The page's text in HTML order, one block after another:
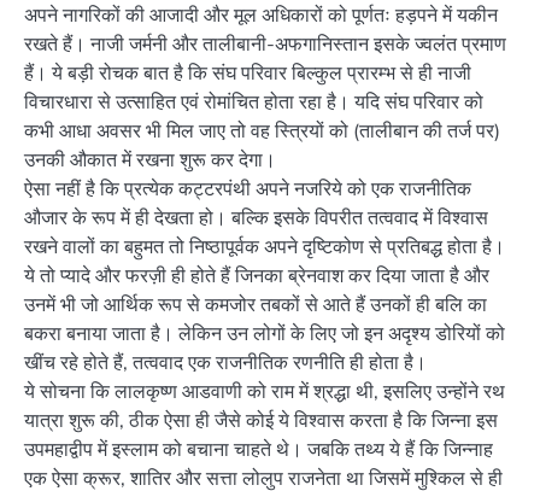
अपने नागरिकों की आजादी और मूल अधिकारों को पूर्णतः हड़पने में यकीन
रखते हैं। नाजी जर्मनी और तालीबानी-अफगानिस्तान इसके ज्वलंत प्रमाण
हैं। ये बड़ी रोचक बात है कि संघ परिवार बिल्कुल प्रारम्भ से ही नाजी
विचारधारा से उत्साहित एवं रोमांचित होता रहा है। यदि संघ परिवार को
कभी आधा अवसर भी मिल जाए तो वह स्त्रियों को (तालीबान की तर्ज पर)
उनकी औकात में रखना शुरू कर देगा।
ऐसा नहीं है कि प्रत्येक कट्टरपंथी अपने नजरिये को एक राजनीतिक
औजार के रूप में ही देखता हो। बल्कि इसके विपरीत तत्ववाद में विश्वास
रखने वालों का बहुमत तो निष्ठापूर्वक अपने दृष्टिकोण से प्रतिबद्ध होता है।
ये तो प्यादे और फरज़ी ही होते हैं जिनका ब्रेनवाश कर दिया जाता है और
उनमें भी जो आर्थिक रूप से कमजोर तबकों से आते हैं उनकों ही बलि का
बकरा बनाया जाता है। लेकिन उन लोगों के लिए जो इन अदृश्य डोरियों को
खींच रहे होते हैं, तत्ववाद एक राजनीतिक रणनीति ही होता है।
ये सोचना कि लालकृष्ण आडवाणी को राम में श्रद्धा थी, इसलिए उन्होंने रथ
यात्रा शुरू की, ठीक ऐसा ही जैसे कोई ये विश्वास करता है कि जिन्ना इस
उपमहाद्वीप में इस्लाम को बचाना चाहते थे। जबकि तथ्य ये हैं कि जिन्नाह
एक ऐसा क्रूर, शातिर और सत्ता लोलुप राजनेता था जिसमें मुश्किल से ही